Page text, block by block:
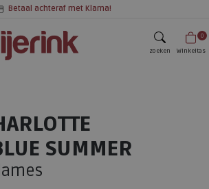
Betaal achteraf met Klarna!
zoeken
0
Winkeltas
SUMMER